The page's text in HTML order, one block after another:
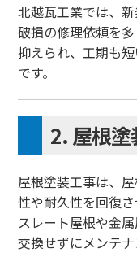
北越瓦工業では、
破損の修理依頼を
抑えられ、工期も
です。
2. 屋根
屋根塗装工事は、
性や耐久性を回復さ
スレート屋根や金
交換せずにメンテナ